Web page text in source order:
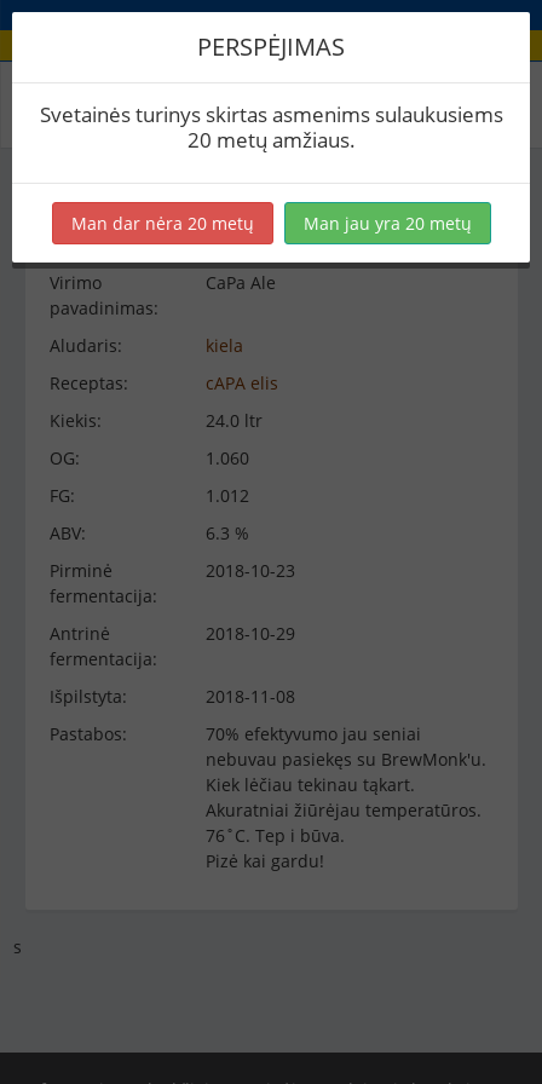
Virimo peržiūra
−
Virimo informacija
Virimo
pavadinimas:
CaPa Ale
Aludaris:
kiela
Receptas:
cAPA elis
Kiekis:
24.0 ltr
OG:
1.060
FG:
1.012
ABV:
6.3 %
Pirminė
fermentacija:
2018-10-23
Antrinė
fermentacija:
2018-10-29
Išpilstyta:
2018-11-08
Pastabos:
70% efektyvumo jau seniai
nebuvau pasiekęs su BrewMonk'u.
Kiek lėčiau tekinau tąkart.
Akuratniai žiūrėjau temperatūros.
76˚C. Tep i būva.
Pizė kai gardu!
s
PERSPĖJIMAS
Svetainės turinys skirtas asmenims sulaukusiems
20 metų amžiaus.
Man dar nėra 20 metų Man jau yra 20 metų